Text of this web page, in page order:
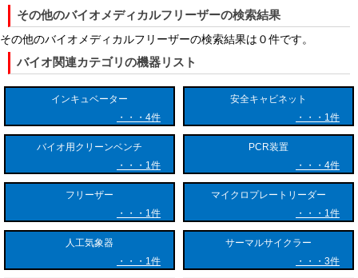
また、高価で代替の効かない生体試料や薬品を守るための安全機能が非
常に充実している点も特徴です。停電や機器の異常、庫内温度の逸脱、
ドアの閉め忘れなどを検知した際に、ブザーや光で知らせるアラーム機
能のほか、外部への異常通知システムを備えているモデルが多く存在し
ます。さらに、不正アクセスを防ぐための鍵やセキュリティロック機能
も標準的に備わっています。
■ 冷却の仕組みと構造的技術
バイオメディカルフリーザーが超低温を維持できる背景には、高度な冷
凍技術と断熱構造が存在します。
一般的な冷凍庫では1つのコンプレッサー（圧縮機）で冷媒を循環させ
ますが、マイナス80度レベルの超低温を実現するために「二段式カス
ケード冷却システム」と呼ばれる技術が広く用いられています。これ
は、高温側と低温側の2つの独立した冷凍回路を組み合わせる仕組みで
その他のバイオメディカルフリーザーの検索結果
その他のバイオメディカルフリーザーの検索結果は０件です。
バイオ関連カテゴリの機器リスト
インキュベーター
4件
安全キャビネット
1件
バイオ用クリーンベンチ
1件
PCR装置
4件
フリーザー
1件
マイクロプレートリーダー
1件
人工気象器
1件
サーマルサイクラー
3件